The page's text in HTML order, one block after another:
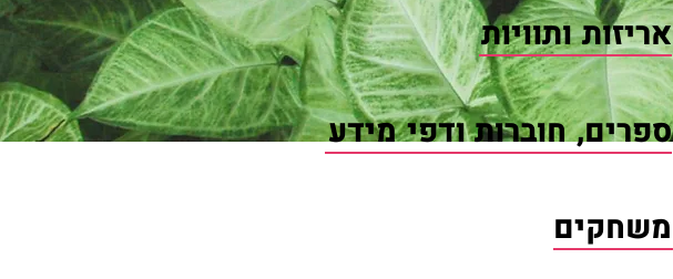
אריזות ותוויות
ספרים, חוברות ודפי מידע
משחקים